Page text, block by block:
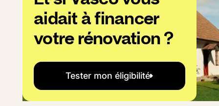
aidait à financer
votre rénovation ?
Tester mon éligibilité
Tester mon éligibilité